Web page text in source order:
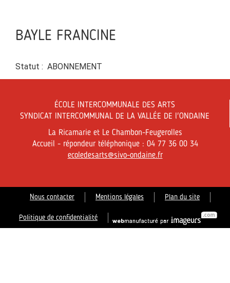
BAYLE FRANCINE
Statut : ABONNEMENT
ÉCOLE INTERCOMMUNALE DES ARTS
SYNDICAT INTERCOMMUNAL DE LA VALLÉE DE l'ONDAINE
La Ricamarie et Le Chambon-Feugerolles
Accueil - répondeur téléphonique : 04 77 36 00 34
ecoledesarts@sivo-ondaine.fr
Nous contacter Mentions légales Plan du site
Politique de confidentialité